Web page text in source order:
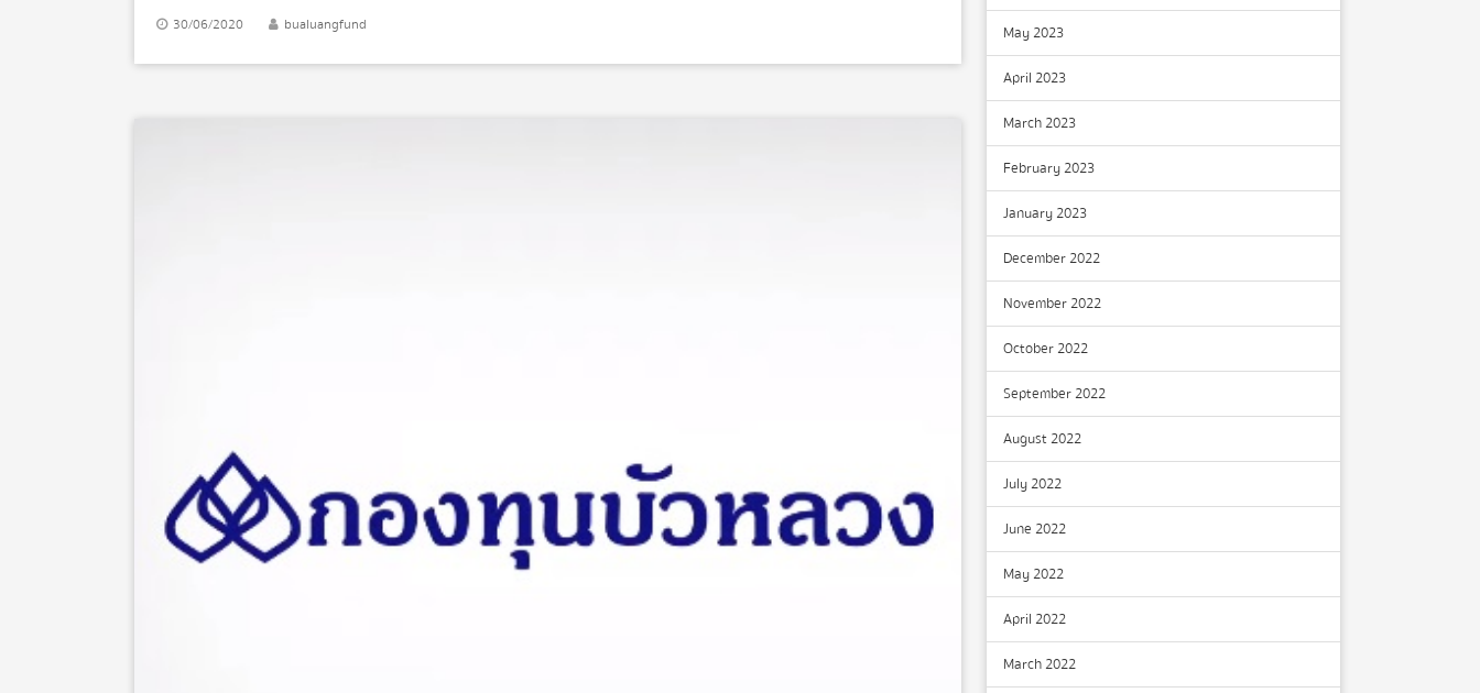
คิดจะติดตามปรับเปลี่ยนการลงทุนเอง ก็อาจสงสัยว่า จะเริ่มต้นอย่างไรดี จะคอยติดต่อที่ปรึกษาก็คงต้องพึ่งพาเขา
อยู่ร่ำไป เหมือนยืมจมูกคนอื่นหายใจ มันก็ไม่สะดวกคล่องตัว ค่าใช้จ่ายถูกแพงก็ดูยาก บทความนี้จึงนำเสนอเกร็ด
ความรู้ในการเริ่มต้นลงมือจัดสรรเงินลงทุนและปรับเปลี่ยนพอร์ตโฟลิโอด้วยตนเองในเจ็ดขั้นตอน (Clements &
30/06/2020 bualuangfund May 2023
April 2023
March 2023
February 2023
January 2023
December 2022
November 2022
October 2022
September 2022
August 2022
July 2022
June 2022
May 2022
April 2022
March 2022